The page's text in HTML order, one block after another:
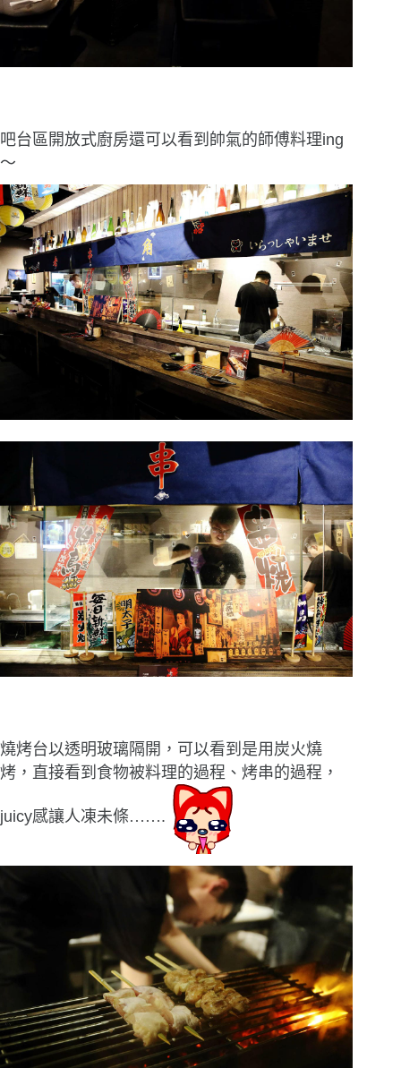
吧台區開放式廚房還可以看到帥氣的師傅料理ing
〜
燒烤台以透明玻璃隔開，可以看到是用炭火燒
烤，直接看到食物被料理的過程、烤串的過程，
juicy感讓人凍未條…….